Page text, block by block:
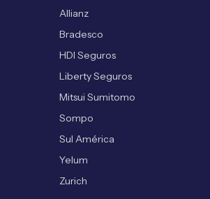
Allianz
Bradesco
HDI Seguros
Liberty Seguros
Mitsui Sumitomo
Sompo
Sul América
Yelum
Zurich